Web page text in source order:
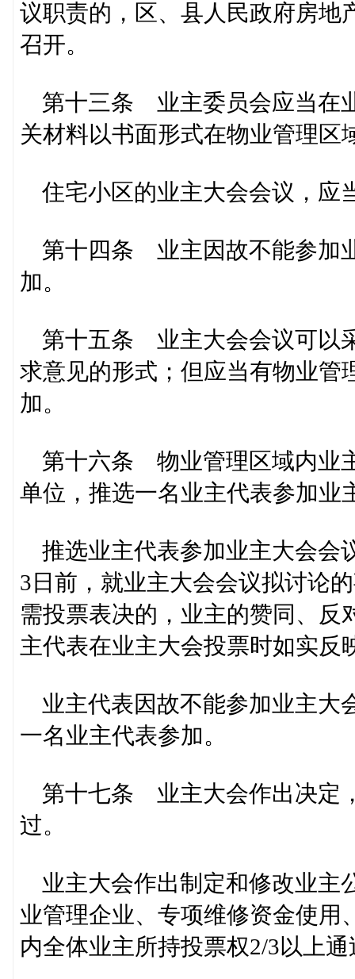
议职责的，区、县人民政府房地
召开。
第十三条 业主委员会应当在
关材料以书面形式在物业管理区
住宅小区的业主大会会议，应
第十四条 业主因故不能参加
加。
第十五条 业主大会会议可以
求意见的形式；但应当有物业管
加。
第十六条 物业管理区域内业
单位，推选一名业主代表参加业
推选业主代表参加业主大会会
3日前，就业主大会会议拟讨论
需投票表决的，业主的赞同、反
主代表在业主大会投票时如实反
业主代表因故不能参加业主大
一名业主代表参加。
第十七条 业主大会作出决定
过。
业主大会作出制定和修改业主
业管理企业、专项维修资金使用
内全体业主所持投票权2/3以上通